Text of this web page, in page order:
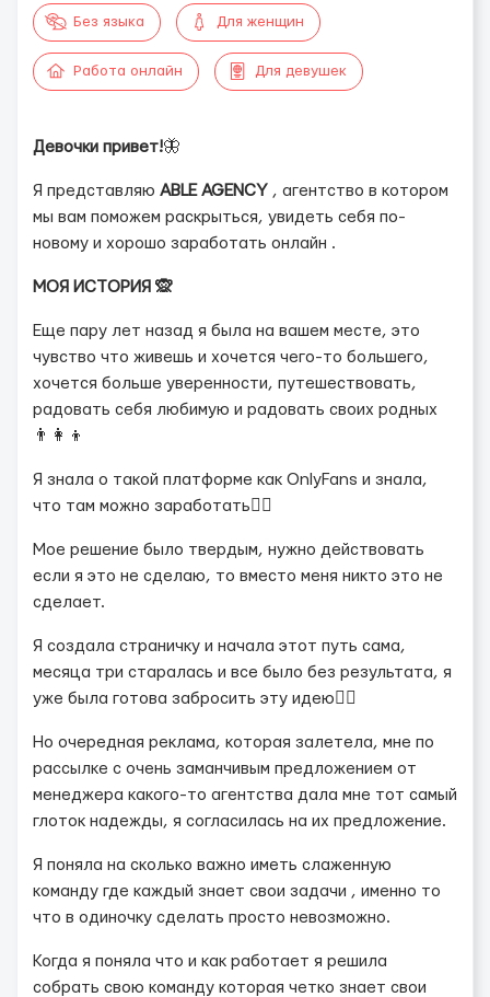
Без языка Для женщин
Работа онлайн Для девушек
Девочки привет!🦋
Я представляю ABLE AGENCY , агентство в котором
мы вам поможем раскрыться, увидеть себя по-
новому и хорошо заработать онлайн .
МОЯ ИСТОРИЯ 🙊
Еще пару лет назад я была на вашем месте, это
чувство что живешь и хочется чего-то большего,
хочется больше уверенности, путешествовать,
радовать себя любимую и радовать своих родных
👨‍👩‍👦
Я знала о такой платформе как OnlyFans и знала,
что там можно заработать💆‍♀️
Мое решение было твердым, нужно действовать
если я это не сделаю, то вместо меня никто это не
сделает.
Я создала страничку и начала этот путь сама,
месяца три старалась и все было без результата, я
уже была готова забросить эту идею😮‍💨
Но очередная реклама, которая залетела, мне по
рассылке с очень заманчивым предложением от
менеджера какого-то агентства дала мне тот самый
глоток надежды, я согласилась на их предложение.
Я поняла на сколько важно иметь слаженную
команду где каждый знает свои задачи , именно то
что в одиночку сделать просто невозможно.
Когда я поняла что и как работает я решила
собрать свою команду которая четко знает свои